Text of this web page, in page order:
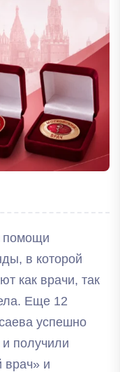
помощи
в которой
как врачи, так
Еще 12
успешно
получили
врач» и